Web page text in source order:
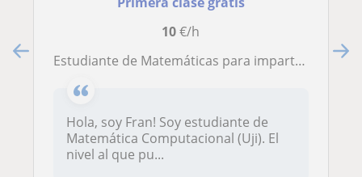
10€/h
Estudiante de Matemáticas para impartir clases de Matemáticas, Programación, Física,…
Hola, soy Fran! Soy estudiante de
Matemática Computacional (Uji). El
nivel al que pu...